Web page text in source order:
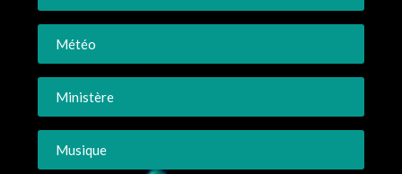
Météo
Ministère
Musique